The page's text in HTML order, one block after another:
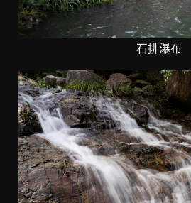
石排瀑布